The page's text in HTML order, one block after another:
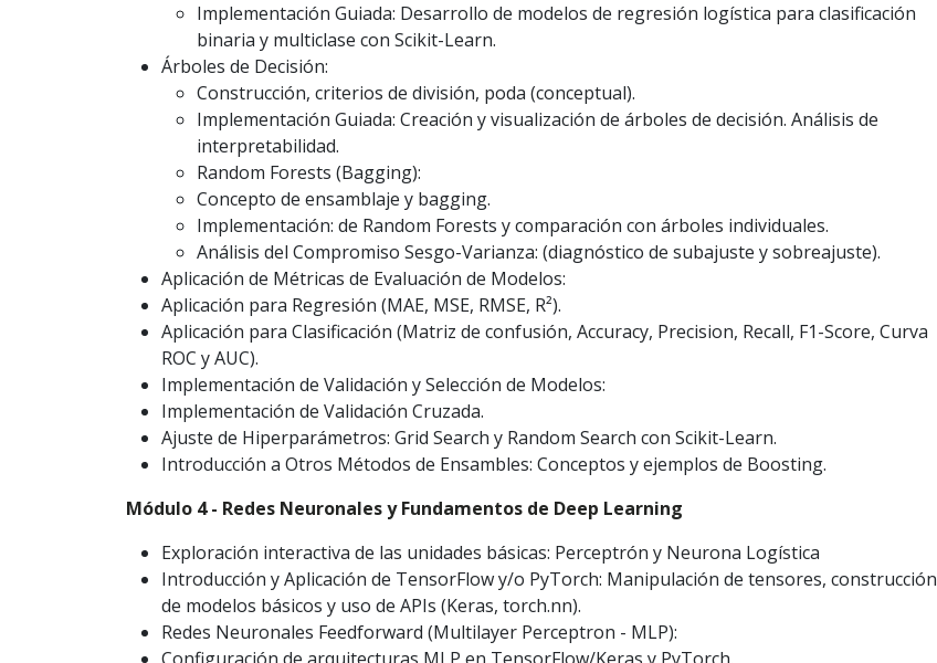
Implementación Guiada: Desarrollo de modelos de regresión logística para clasificación
binaria y multiclase con Scikit-Learn.
Árboles de Decisión:
Construcción, criterios de división, poda (conceptual).
Implementación Guiada: Creación y visualización de árboles de decisión. Análisis de
interpretabilidad.
Random Forests (Bagging):
Concepto de ensamblaje y bagging.
Implementación: de Random Forests y comparación con árboles individuales.
Análisis del Compromiso Sesgo-Varianza: (diagnóstico de subajuste y sobreajuste).
Aplicación de Métricas de Evaluación de Modelos:
Aplicación para Regresión (MAE, MSE, RMSE, R²).
Aplicación para Clasificación (Matriz de confusión, Accuracy, Precision, Recall, F1-Score, Curva
ROC y AUC).
Implementación de Validación y Selección de Modelos:
Implementación de Validación Cruzada.
Ajuste de Hiperparámetros: Grid Search y Random Search con Scikit-Learn.
Introducción a Otros Métodos de Ensambles: Conceptos y ejemplos de Boosting.
Módulo 4 - Redes Neuronales y Fundamentos de Deep Learning
Exploración interactiva de las unidades básicas: Perceptrón y Neurona Logística
Introducción y Aplicación de TensorFlow y/o PyTorch: Manipulación de tensores, construcción
de modelos básicos y uso de APIs (Keras, torch.nn).
Redes Neuronales Feedforward (Multilayer Perceptron - MLP):